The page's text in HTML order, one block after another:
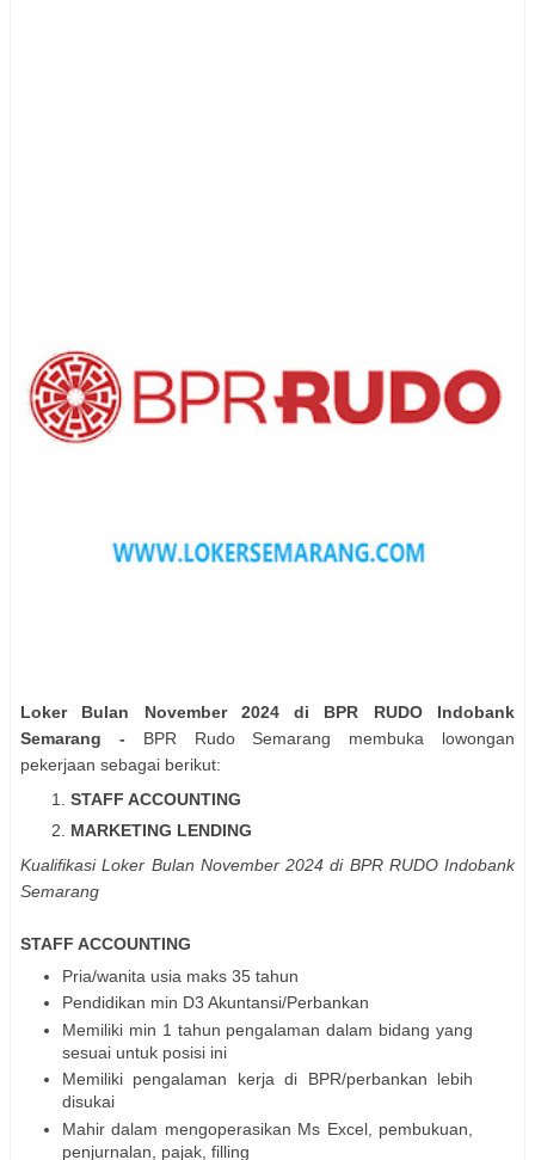
Loker Bulan November 2024 di BPR RUDO Indobank
Semarang - BPR Rudo Semarang membuka lowongan
pekerjaan sebagai berikut:
STAFF ACCOUNTING
MARKETING LENDING
Kualifikasi Loker Bulan November 2024 di BPR RUDO Indobank
Semarang
STAFF ACCOUNTING
Pria/wanita usia maks 35 tahun
Pendidikan min D3 Akuntansi/Perbankan
Memiliki min 1 tahun pengalaman dalam bidang yang
sesuai untuk posisi ini
Memiliki pengalaman kerja di BPR/perbankan lebih
disukai
Mahir dalam mengoperasikan Ms Excel, pembukuan,
penjurnalan, pajak, filling